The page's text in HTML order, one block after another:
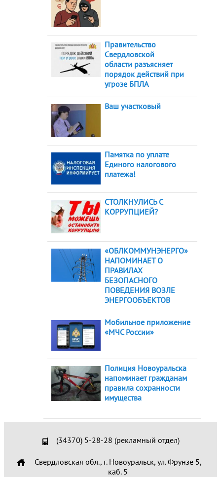
Правительство
Свердловской
области разъясняет
порядок действий при
угрозе БПЛА
Ваш участковый
Памятка по уплате
Единого налогового
платежа!
СТОЛКНУЛИСЬ С
КОРРУПЦИЕЙ?
«ОБЛКОММУНЭНЕРГО»
НАПОМИНАЕТ О
ПРАВИЛАХ
БЕЗОПАСНОГО
ПОВЕДЕНИЯ ВОЗЛЕ
ЭНЕРГООБЪЕКТОВ
Мобильное приложение
«МЧС России»
Полиция Новоуральска
напоминает гражданам
правила сохранности
имущества
(34370) 5-28-28 (рекламный отдел)
Свердловская обл., г. Новоуральск, ул. Фрунзе 5,
каб. 5